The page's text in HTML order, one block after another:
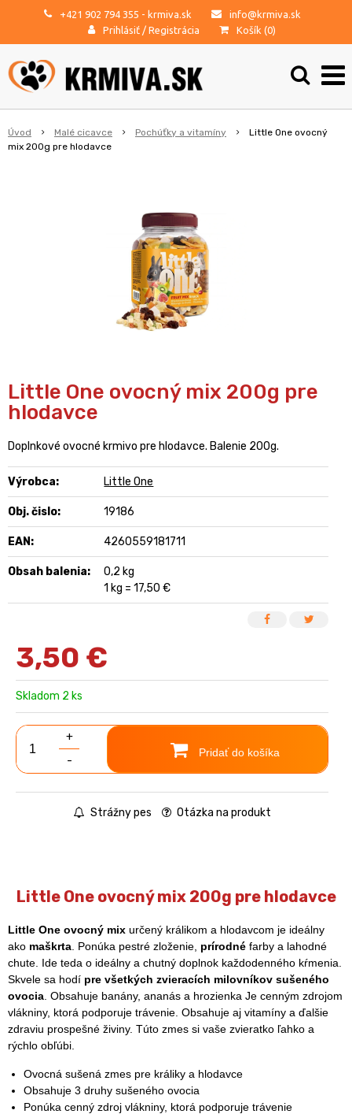
+421 902 794 355 - krmiva.sk
info@krmiva.sk
Prihlásiť / Registrácia Košík (0)
Úvod Malé cicavce Pochúťky a vitamíny
Little One ovocný
mix 200g pre hlodavce
Little One ovocný mix 200g pre
hlodavce
Doplnkové ovocné krmivo pre hlodavce. Balenie 200g.
Výrobca: Little One
Obj. čislo: 19186
EAN: 4260559181711
Obsah balenia:
0,2 kg
1 kg = 17,50 €
3,50 €
Skladom 2 ks
+
-
Pridať do košíka
Strážny pes Otázka na produkt
Little One ovocný mix 200g pre hlodavce
Little One ovocný mix určený králikom a hlodavcom je ideálny
ako maškrta . Ponúka pestré zloženie, prírodné farby a lahodné
chute. Ide teda o ideálny a chutný doplnok každodenného kŕmenia.
Skvele sa hodí pre všetkých zvieracích milovníkov sušeného
ovocia . Obsahuje banány, ananás a hrozienka Je cenným zdrojom
vlákniny, ktorá podporuje trávenie. Obsahuje aj vitamíny a ďalšie
zdraviu prospešné živiny. Túto zmes si vaše zvieratko ľahko a
rýchlo obľúbi.
Ovocná sušená zmes pre králiky a hlodavce
Obsahuje 3 druhy sušeného ovocia
Ponúka cenný zdroj vlákniny, ktorá podporuje trávenie